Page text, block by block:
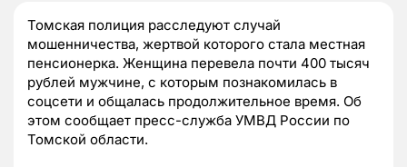
Томская полиция расследуют случай
мошенничества, жертвой которого стала местная
пенсионерка. Женщина перевела почти 400 тысяч
рублей мужчине, с которым познакомилась в
соцсети и общалась продолжительное время. Об
этом сообщает пресс-служба УМВД России по
Томской области.